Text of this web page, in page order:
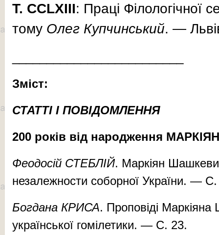
Т. CCLXIII: Праці Філологічної
тому Олег Купчинський. —
Зміст:
СТАТТІ І ПОВІДОМЛЕННЯ
200 років від народження
Феодосій СТЕБЛІЙ. Маркіян
незалежности соборної України. —
Богдана КРИСА. Проповіді Маркіяна
української гомілетики. — С. 23.